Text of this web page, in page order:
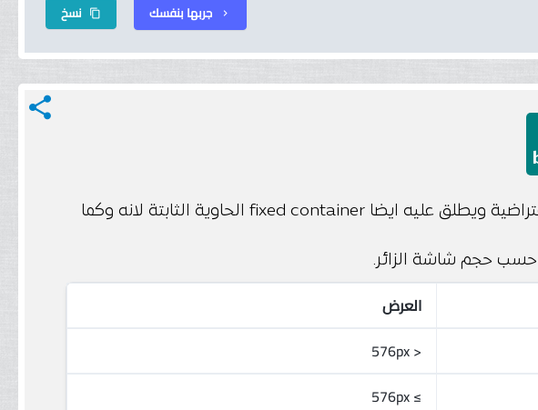
نسخ content_copy جربها بنفسك chevron_right
share
: هو default container الحاوية الافتراضية ويطلق عليه ايضا fixed container الحاوية الثابتة لانه وكما
العرض
< 576px
≥ 576px